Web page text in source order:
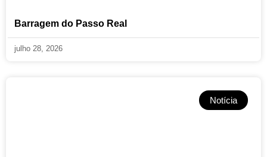
Barragem do Passo Real
julho 28, 2026
Notícia